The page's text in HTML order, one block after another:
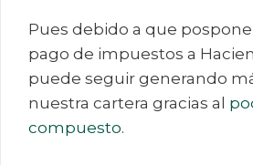
Pues debido a que
pago de impuestos a
puede seguir generando
nuestra cartera gracias al
compuesto.